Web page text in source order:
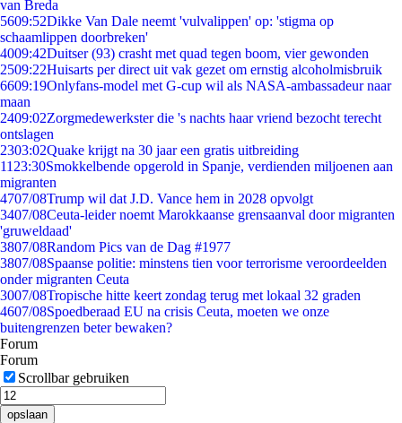
van Breda
5609:52Dikke Van Dale neemt 'vulvalippen' op: 'stigma op
schaamlippen doorbreken'
4009:42Duitser (93) crasht met quad tegen boom, vier gewonden
2509:22Huisarts per direct uit vak gezet om ernstig alcoholmisbruik
6609:19Onlyfans-model met G-cup wil als NASA-ambassadeur naar
maan
2409:02Zorgmedewerkster die 's nachts haar vriend bezocht terecht
ontslagen
2303:02Quake krijgt na 30 jaar een gratis uitbreiding
11 23:30Smokkelbende opgerold in Spanje, verdienden miljoenen aan
migranten
4707/08Trump wil dat J.D. Vance hem in 2028 opvolgt
3407/08Ceuta-leider noemt Marokkaanse grensaanval door migranten
'gruweldaad'
3807/08Random Pics van de Dag #1977
3807/08Spaanse politie: minstens tien voor terrorisme veroordeelden
onder migranten Ceuta
3007/08Tropische hitte keert zondag terug met lokaal 32 graden
4607/08Spoedberaad EU na crisis Ceuta, moeten we onze
buitengrenzen beter bewaken?
Forum
Forum
Scrollbar gebruiken
opslaan